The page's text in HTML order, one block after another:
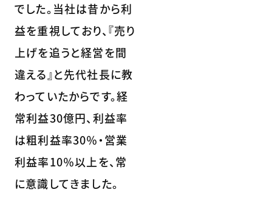
でした。当社は昔から利
益を重視しており、『売り
上げを追うと経営を間
違える』と先代社長に教
わっていたからです。経
常利益30億円、利益率
は粗利益率30％・営業
利益率10％以上を、常
に意識してきました。